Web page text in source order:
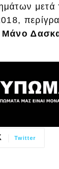
μετά
Μάνο
Twitter